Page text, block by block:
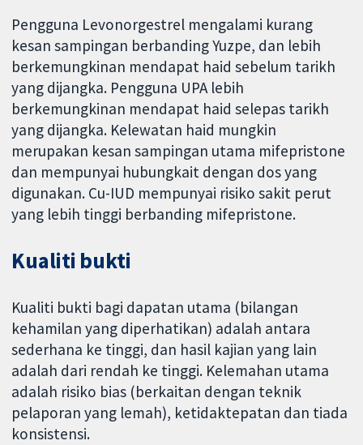
Pengguna Levonorgestrel mengalami kurang
kesan sampingan berbanding Yuzpe, dan lebih
berkemungkinan mendapat haid sebelum tarikh
yang dijangka. Pengguna UPA lebih
berkemungkinan mendapat haid selepas tarikh
yang dijangka. Kelewatan haid mungkin
merupakan kesan sampingan utama mifepristone
dan mempunyai hubungkait dengan dos yang
digunakan. Cu-IUD mempunyai risiko sakit perut
yang lebih tinggi berbanding mifepristone.
Kualiti bukti
Kualiti bukti bagi dapatan utama (bilangan
kehamilan yang diperhatikan) adalah antara
sederhana ke tinggi, dan hasil kajian yang lain
adalah dari rendah ke tinggi. Kelemahan utama
adalah risiko bias (berkaitan dengan teknik
pelaporan yang lemah), ketidaktepatan dan tiada
konsistensi.